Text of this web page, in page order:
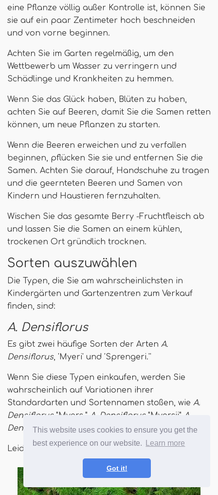
This website uses cookies to ensure you get the
best experience on our website.
Learn more
Got it!
eine Pflanze völlig außer Kontrolle ist, können Sie
sie auf ein paar Zentimeter hoch beschneiden
und von vorne beginnen.
Achten Sie im Garten regelmäßig, um den
Wettbewerb um Wasser zu verringern und
Schädlinge und Krankheiten zu hemmen.
Wenn Sie das Glück haben, Blüten zu haben,
achten Sie auf Beeren, damit Sie die Samen retten
können, um neue Pflanzen zu starten.
Wenn die Beeren erweichen und zu verfallen
beginnen, pflücken Sie sie und entfernen Sie die
Samen. Achten Sie darauf, Handschuhe zu tragen
und die geernteten Beeren und Samen von
Kindern und Haustieren fernzuhalten.
Wischen Sie das gesamte Berry -Fruchtfleisch ab
und lassen Sie die Samen an einem kühlen,
trockenen Ort gründlich trocknen.
Sorten auszuwählen
Die Typen, die Sie am wahrscheinlichsten in
Kindergärten und Gartenzentren zum Verkauf
finden, sind:
A. Densiflorus
Es gibt zwei häufige Sorten der Arten A.
Densiflorus, 'Myeri' und 'Sprengeri.''
Wenn Sie diese Typen einkaufen, werden Sie
wahrscheinlich auf Variationen ihrer
Standardarten und Sortennamen stoßen, wie A.
Densiflorus"Myers," A. Densiflorus"Myersii" A.
Densiflorus"Sprengeri" und sogarA. Sprengeri
Leider gibt.